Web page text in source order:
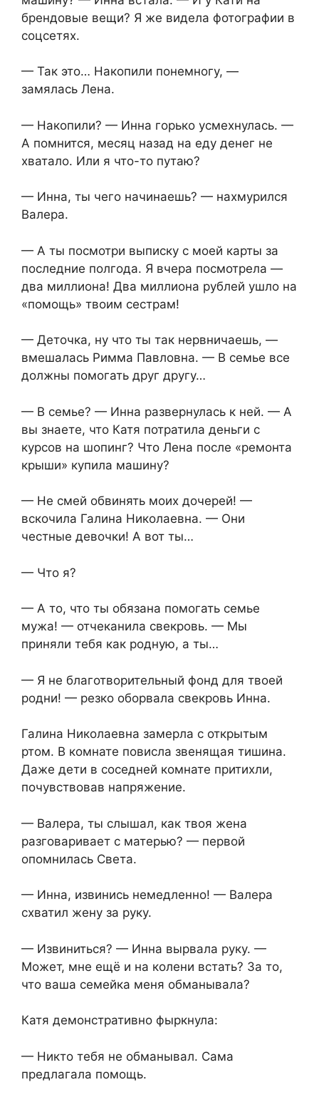
брендовые вещи? Я же видела фотографии в
соцсетях.
— Так это… Накопили понемногу, —
замялась Лена.
— Накопили? — Инна горько усмехнулась. —
А помнится, месяц назад на еду денег не
хватало. Или я что-то путаю?
— Инна, ты чего начинаешь? — нахмурился
Валера.
— А ты посмотри выписку с моей карты за
последние полгода. Я вчера посмотрела —
два миллиона! Два миллиона рублей ушло на
«помощь» твоим сестрам!
— Деточка, ну что ты так нервничаешь, —
вмешалась Римма Павловна. — В семье все
должны помогать друг другу…
— В семье? — Инна развернулась к ней. — А
вы знаете, что Катя потратила деньги с
курсов на шопинг? Что Лена после «ремонта
крыши» купила машину?
— Не смей обвинять моих дочерей! —
вскочила Галина Николаевна. — Они
честные девочки! А вот ты…
— Что я?
— А то, что ты обязана помогать семье
мужа! — отчеканила свекровь. — Мы
приняли тебя как родную, а ты…
— Я не благотворительный фонд для твоей
родни! — резко оборвала свекровь Инна.
Галина Николаевна замерла с открытым
ртом. В комнате повисла звенящая тишина.
Даже дети в соседней комнате притихли,
почувствовав напряжение.
— Валера, ты слышал, как твоя жена
разговаривает с матерью? — первой
опомнилась Света.
— Инна, извинись немедленно! — Валера
схватил жену за руку.
— Извиниться? — Инна вырвала руку. —
Может, мне ещё и на колени встать? За то,
что ваша семейка меня обманывала?
Катя демонстративно фыркнула:
— Никто тебя не обманывал. Сама
предлагала помощь.